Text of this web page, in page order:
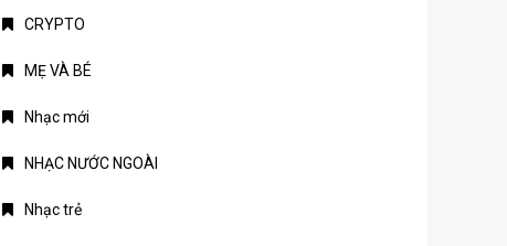
CRYPTO
MẸ VÀ BÉ
Nhạc mới
NHẠC NƯỚC NGOÀI
Nhạc trẻ